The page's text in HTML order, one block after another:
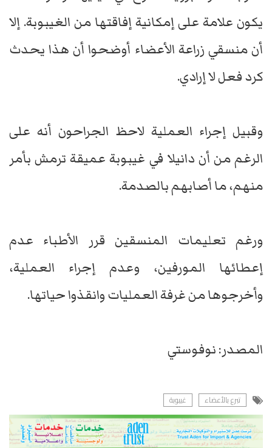
يكون علامة على إمكانية إفاقتها من الغيبوبة. إلا
أن منسقي زراعة الأعضاء أوضحوا أن هذا يحدث
كرد فعل لا إرادي.
وقبيل إجراء العملية لاحظ الجراحون أنه على
الرغم من أن دانيلا في غيبوبة عميقة ترمش بأمر
منهم، ما أصابهم بالصدمة.
ورغم تعليمات المنسقين قرر الأطباء عدم
إعطائها المورفين، وعدم إجراء العملية،
وأخرجوها من غرفة العمليات وانقذوا حياتها.
المصدر: نوفوستي
تبرع بالأعضاء غيبوبة